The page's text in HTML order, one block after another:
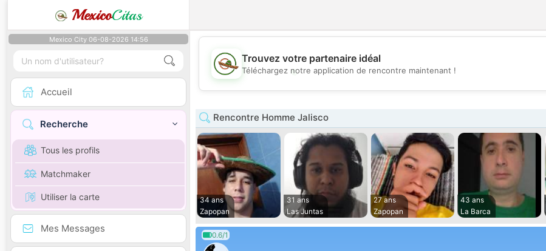
MexicoCitas
Mexico City 06-08-2026 14:56
Accueil
Recherche
Tous les profils
Matchmaker
Utiliser la carte
Mes Messages
💖
Trouvez votre partenaire idéal
Téléchargez notre application de rencontre maintenant !
Rencontre Homme Jalisco
34 ans
Zapopan
31 ans
Las Juntas
27 ans
Zapopan
43 ans
La Barca
0.6/1